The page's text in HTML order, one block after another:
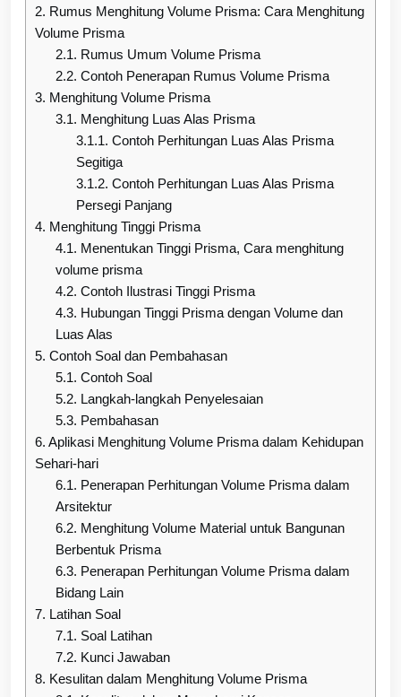
2. Rumus Menghitung Volume Prisma: Cara Menghitung
Volume Prisma
2.1. Rumus Umum Volume Prisma
2.2. Contoh Penerapan Rumus Volume Prisma
3. Menghitung Volume Prisma
3.1. Menghitung Luas Alas Prisma
3.1.1. Contoh Perhitungan Luas Alas Prisma
Segitiga
3.1.2. Contoh Perhitungan Luas Alas Prisma
Persegi Panjang
4. Menghitung Tinggi Prisma
4.1. Menentukan Tinggi Prisma, Cara menghitung
volume prisma
4.2. Contoh Ilustrasi Tinggi Prisma
4.3. Hubungan Tinggi Prisma dengan Volume dan
Luas Alas
5. Contoh Soal dan Pembahasan
5.1. Contoh Soal
5.2. Langkah-langkah Penyelesaian
5.3. Pembahasan
6. Aplikasi Menghitung Volume Prisma dalam Kehidupan
Sehari-hari
6.1. Penerapan Perhitungan Volume Prisma dalam
Arsitektur
6.2. Menghitung Volume Material untuk Bangunan
Berbentuk Prisma
6.3. Penerapan Perhitungan Volume Prisma dalam
Bidang Lain
7. Latihan Soal
7.1. Soal Latihan
7.2. Kunci Jawaban
8. Kesulitan dalam Menghitung Volume Prisma